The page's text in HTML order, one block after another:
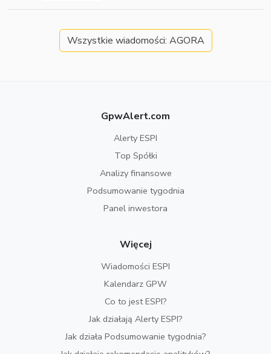
Wszystkie wiadomości: AGORA
GpwAlert.com
Alerty ESPI
Top Spółki
Analizy finansowe
Podsumowanie tygodnia
Panel inwestora
Więcej
Wiadomości ESPI
Kalendarz GPW
Co to jest ESPI?
Jak działają Alerty ESPI?
Jak działa Podsumowanie tygodnia?